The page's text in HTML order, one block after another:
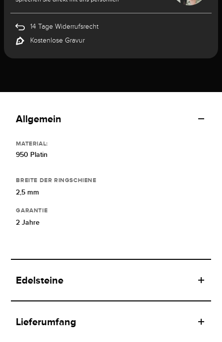
14 Tage Widerrufsrecht
Kostenlose Gravur
Allgemein
MATERIAL:
950 Platin
BREITE DER RINGSCHIENE
2,5 mm
GARANTIE
2 Jahre
Edelsteine
Lieferumfang